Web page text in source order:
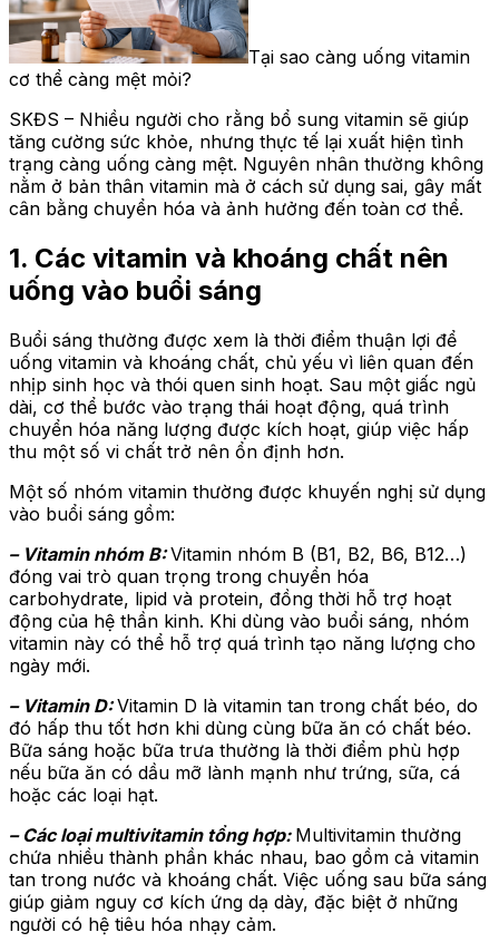
Tại sao càng uống vitamin
cơ thể càng mệt mỏi?
SKĐS – Nhiều người cho rằng bổ sung vitamin sẽ giúp
tăng cường sức khỏe, nhưng thực tế lại xuất hiện tình
trạng càng uống càng mệt. Nguyên nhân thường không
nằm ở bản thân vitamin mà ở cách sử dụng sai, gây mất
cân bằng chuyển hóa và ảnh hưởng đến toàn cơ thể.
1. Các vitamin và khoáng chất nên
uống vào buổi sáng
Buổi sáng thường được xem là thời điểm thuận lợi để
uống vitamin và khoáng chất, chủ yếu vì liên quan đến
nhịp sinh học và thói quen sinh hoạt. Sau một giấc ngủ
dài, cơ thể bước vào trạng thái hoạt động, quá trình
chuyển hóa năng lượng được kích hoạt, giúp việc hấp
thu một số vi chất trở nên ổn định hơn.
Một số nhóm vitamin thường được khuyến nghị sử dụng
vào buổi sáng gồm:
– Vitamin nhóm B:Vitamin nhóm B (B1, B2, B6, B12…)
đóng vai trò quan trọng trong chuyển hóa
carbohydrate, lipid và protein, đồng thời hỗ trợ hoạt
động của hệ thần kinh. Khi dùng vào buổi sáng, nhóm
vitamin này có thể hỗ trợ quá trình tạo năng lượng cho
ngày mới.
– Vitamin D:Vitamin D là vitamin tan trong chất béo, do
đó hấp thu tốt hơn khi dùng cùng bữa ăn có chất béo.
Bữa sáng hoặc bữa trưa thường là thời điểm phù hợp
nếu bữa ăn có dầu mỡ lành mạnh như trứng, sữa, cá
hoặc các loại hạt.
– Các loại multivitamin tổng hợp: Multivitamin thường
chứa nhiều thành phần khác nhau, bao gồm cả vitamin
tan trong nước và khoáng chất. Việc uống sau bữa sáng
giúp giảm nguy cơ kích ứng dạ dày, đặc biệt ở những
người có hệ tiêu hóa nhạy cảm.